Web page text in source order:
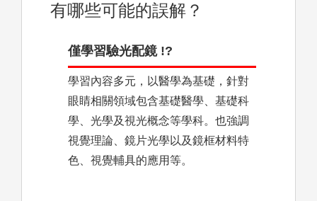
有哪些可能的誤解？
僅學習驗光配鏡 !?
學習內容多元，以醫學為基礎，針對
眼睛相關領域包含基礎醫學、基礎科
學、光學及視光概念等學科。也強調
視覺理論、鏡片光學以及鏡框材料特
色、視覺輔具的應用等。